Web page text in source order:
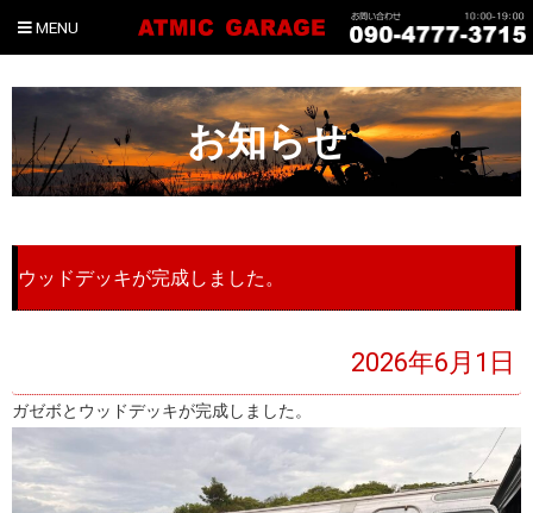
MENU
お知らせ
ウッドデッキが完成しました。
2026年6月1日
ガゼボとウッドデッキが完成しました。